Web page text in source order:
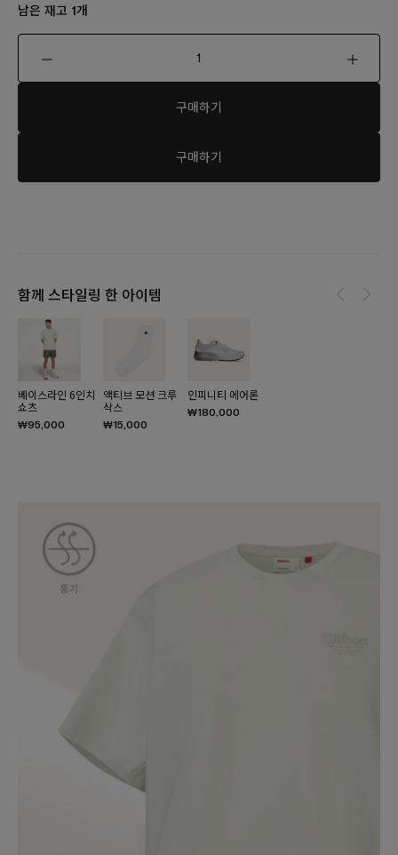
남은 재고 1개
구매하기
구매하기
함께 스타일링 한 아이템
베이스라인 6인치
쇼츠
₩95,000
액티브 모션 크루
삭스
₩15,000
인피니티 에어론
₩180,000